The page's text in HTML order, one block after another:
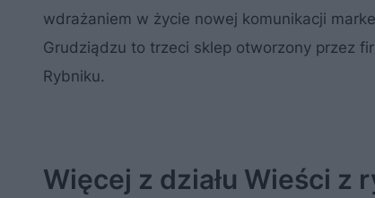
wdrażaniem w życie nowej komunikacji
Grudziądzu to trzeci sklep otworzony przez
Rybniku.
Więcej z działu Wieści z